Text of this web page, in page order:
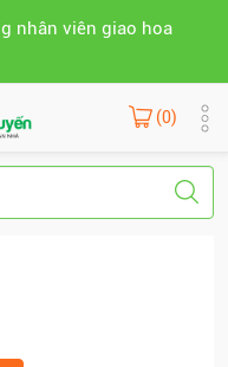
nhân viên giao hoa
(0)